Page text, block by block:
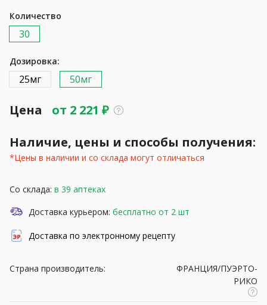
Количество
30
Дозировка:
25мг 50мг
Цена от 2 221 ₽
Наличие, цены и способы получения:
*Цены в наличии и со склада могут отличаться
Со склада: в 39 аптеках
Доставка курьером: бесплатно от 2 шт
Доставка по электронному рецепту
Страна производитель:
ФРАНЦИЯ/ПУЭРТО-
РИКО